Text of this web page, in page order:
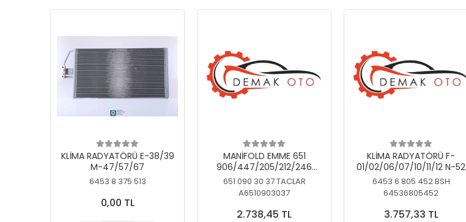
KLİMA RADYATÖRÜ E-38/39
M-47/57/67
6453 8 375 513
0,00 TL
MANİFOLD EMME 651
906/447/205/212/246
KELEBEKSİZ
651 090 30 37 TACLAR
A6510903037
2.738,45 TL
KLİMA RADYATÖRÜ F-
01/02/06/07/10/11/12 N-52
N/N-53/57/63
6453 6 805 452 BSH
64536805452
3.757,33 TL